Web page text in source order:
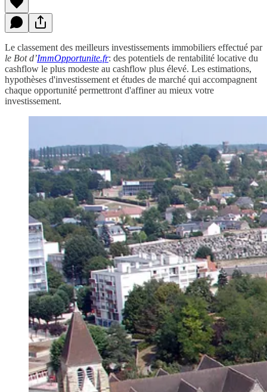
Le classement des meilleurs investissements immobiliers effectué par
le Bot d’ImmOpportunite.fr: des potentiels de rentabilité locative du
cashflow le plus modeste au cashflow plus élevé. Les estimations,
hypothèses d'investissement et études de marché qui accompagnent
chaque opportunité permettront d'affiner au mieux votre
investissement.